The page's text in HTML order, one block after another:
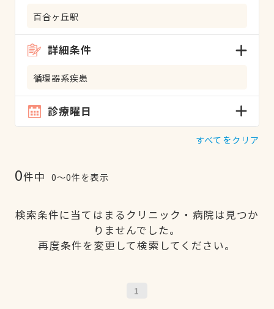
百合ヶ丘駅
詳細条件
循環器系疾患
診療曜日
すべてをクリア
0件中 0〜0件を表示
検索条件に当てはまるクリニック・病院は見つか
りませんでした。
再度条件を変更して検索してください。
1